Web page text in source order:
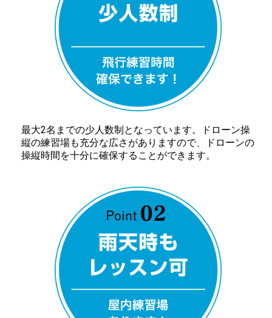
最大2名までの少人数制となっています。ドローン操
縦の練習場も充分な広さがありますので、ドローンの
操縦時間を十分に確保することができます。